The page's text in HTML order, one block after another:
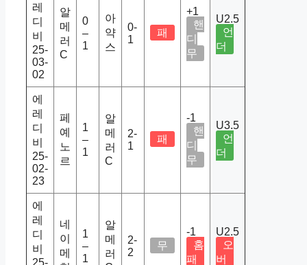
레
디
비
25-
03-
02
알
메
러
C
0
–
1
아
약
스
0-
1
패
+1
핸
디
무
U2.5
언
더
에
레
디
비
25-
02-
23
페
예
노
르
1
–
1
알
메
러
C
2-
1
패
-1
핸
디
무
U3.5
언
더
에
레
디
비
25-
네
이
메
1
–
1
알
메
러
2-
2
무
-1
홈
패
U2.5
오
버